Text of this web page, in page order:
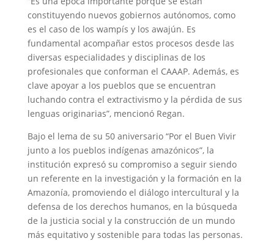
constituyendo nuevos gobiernos autónomos, como
es el caso de los wampís y los awajún. Es
fundamental acompañar estos procesos desde las
diversas especialidades y disciplinas de los
profesionales que conforman el CAAAP. Además, es
clave apoyar a los pueblos que se encuentran
luchando contra el extractivismo y la pérdida de sus
lenguas originarias”, mencionó Regan.
Bajo el lema de su 50 aniversario “Por el Buen Vivir
junto a los pueblos indígenas amazónicos”, la
institución expresó su compromiso a seguir siendo
un referente en la investigación y la formación en la
Amazonía, promoviendo el diálogo intercultural y la
defensa de los derechos humanos, en la búsqueda
de la justicia social y la construcción de un mundo
más equitativo y sostenible para todas las personas.